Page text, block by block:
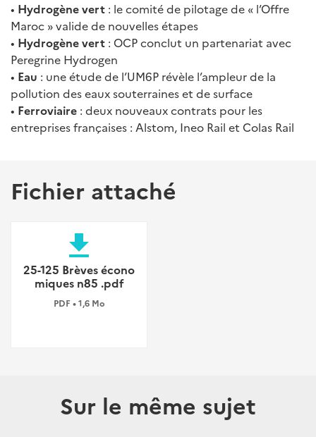
• Hydrogène vert : le comité de pilotage de « l’Offre
Maroc » valide de nouvelles étapes
• Hydrogène vert : OCP conclut un partenariat avec
Peregrine Hydrogen
• Eau : une étude de l’UM6P révèle l’ampleur de la
pollution des eaux souterraines et de surface
• Ferroviaire : deux nouveaux contrats pour les
entreprises françaises : Alstom, Ineo Rail et Colas Rail
Fichier attaché
file_download
25-125 Brèves écono
miques n85 .pdf
PDF • 1,6 Mo
Sur le même sujet